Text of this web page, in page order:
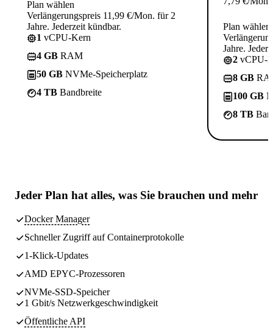
Plan wählen
Verlängerungspreis 11,99 €/Mon. für 2
Jahre. Jederzeit kündbar.
1 vCPU-Kern
4 GB RAM
50 GB NVMe-Speicherplatz
4 TB Bandbreite
Plan wählen
Jahre.
2 vCPU-
8 GB
100 GB
8 TB
Jeder Plan hat alles, was Sie brauchen und mehr
Docker Manager
Schneller Zugriff auf Containerprotokolle
1-Klick-Updates
AMD EPYC-Prozessoren
NVMe-SSD-Speicher
1 Gbit/s Netzwerkgeschwindigkeit
Öffentliche API